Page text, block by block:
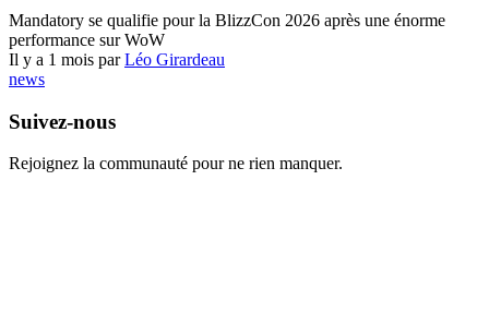
Mandatory se qualifie pour la BlizzCon 2026 après une énorme
performance sur WoW
Il y a 1 mois parLéo Girardeau
news
Suivez-nous
Rejoignez la communauté pour ne rien manquer.